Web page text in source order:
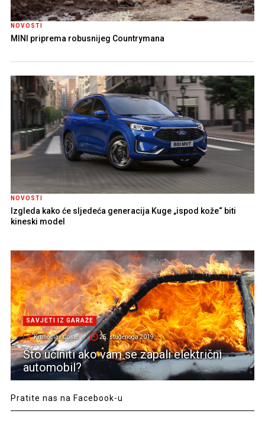
NOVOSTI
MINI priprema robusnijeg Countrymana
NOVOSTI
Izgleda kako će sljedeća generacija Kuge „ispod kože“ biti
kineski model
SAVJETI IZ GARAŽE
Krunoslav Ćosić 25. studenoga 2019.
Što učiniti ako vam se zapali električni
automobil?
Pratite nas na Facebook-u